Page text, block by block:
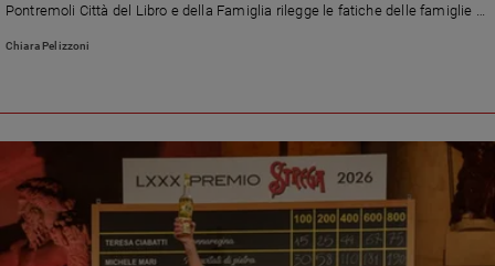
Pontremoli Città del Libro e della Famiglia rilegge le fatiche delle famiglie di
ragazzi hanno una creatività insospettabile che ha molto da insegnarci»
Chiara Pelizzoni